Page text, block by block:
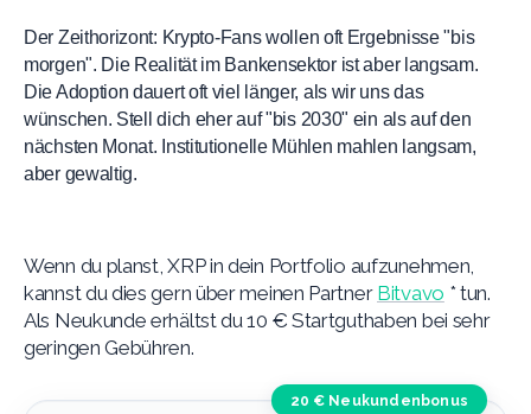
Der Zeithorizont: Krypto-Fans wollen oft Ergebnisse "bis
morgen". Die Realität im Bankensektor ist aber langsam.
Die Adoption dauert oft viel länger, als wir uns das
wünschen. Stell dich eher auf"bis 2030" ein als auf den
nächsten Monat. Institutionelle Mühlen mahlen langsam,
aber gewaltig.
Wenn du planst, XRP in dein Portfolio aufzunehmen,
kannst du dies gern über meinen Partner Bitvavo * tun.
Als Neukunde erhältst du 10 € Startguthaben bei sehr
geringen Gebühren.
20 € Neukundenbonus